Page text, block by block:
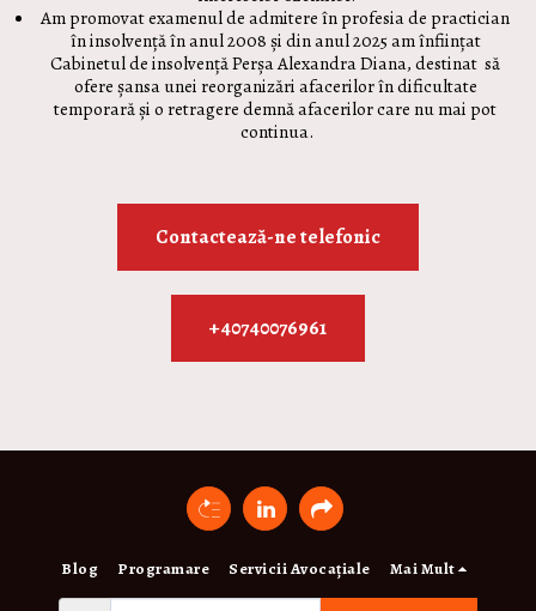
Am promovat examenul de admitere în profesia de practician
în insolvență în anul 2008 și din anul 2025 am înființat
Cabinetul de insolvență Perșa Alexandra Diana, destinat  să
ofere șansa unei reorganizări afacerilor în dificultate
temporară și o retragere demnă afacerilor care nu mai pot
continua.
Contactează-ne telefonic
+40740076961
Blog Programare Servicii Avocațiale Mai Mult